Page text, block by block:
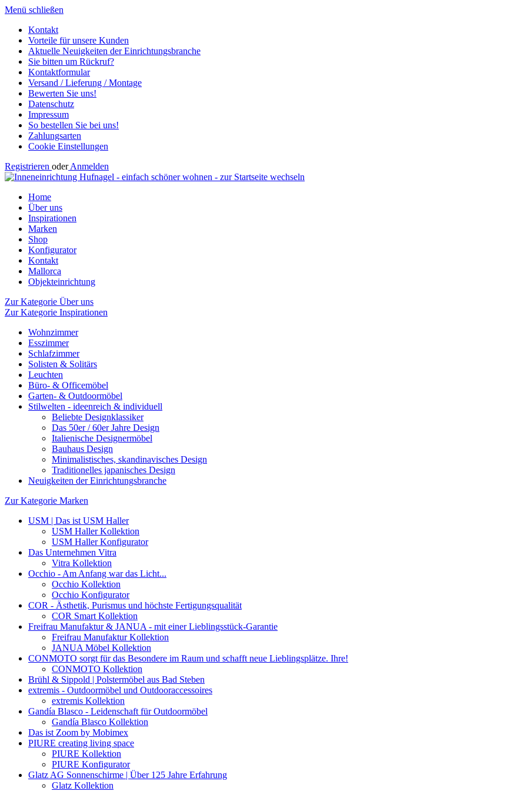
Menü schließen
Kontakt
Vorteile für unsere Kunden
Aktuelle Neuigkeiten der Einrichtungsbranche
Sie bitten um Rückruf?
Kontaktformular
Versand / Lieferung / Montage
Bewerten Sie uns!
Datenschutz
Impressum
So bestellen Sie bei uns!
Zahlungsarten
Cookie Einstellungen
Registrieren oderAnmelden
Home
Über uns
Inspirationen
Marken
Shop
Konfigurator
Kontakt
Mallorca
Objekteinrichtung
Zur Kategorie Über uns
Zur Kategorie Inspirationen
Wohnzimmer
Esszimmer
Schlafzimmer
Solisten & Solitärs
Leuchten
Büro- & Officemöbel
Garten- & Outdoormöbel
Stilwelten - ideenreich & individuell
Beliebte Designklassiker
Das 50er / 60er Jahre Design
Italienische Designermöbel
Bauhaus Design
Minimalistisches, skandinavisches Design
Traditionelles japanisches Design
Neuigkeiten der Einrichtungsbranche
Zur Kategorie Marken
USM | Das ist USM Haller
USM Haller Kollektion
USM Haller Konfigurator
Das Unternehmen Vitra
Vitra Kollektion
Occhio - Am Anfang war das Licht...
Occhio Kollektion
Occhio Konfigurator
COR - Ästhetik, Purismus und höchste Fertigungsqualität
COR Smart Kollektion
Freifrau Manufaktur & JANUA - mit einer Lieblingsstück-Garantie
Freifrau Manufaktur Kollektion
JANUA Möbel Kollektion
CONMOTO sorgt für das Besondere im Raum und schafft neue Lieblingsplätze. Ihre!
CONMOTO Kollektion
Brühl & Sippold | Polstermöbel aus Bad Steben
extremis - Outdoormöbel und Outdooraccessoires
extremis Kollektion
Gandía Blasco - Leidenschaft für Outdoormöbel
Gandía Blasco Kollektion
Das ist Zoom by Mobimex
PIURE creating living space
PIURE Kollektion
PIURE Konfigurator
Glatz AG Sonnenschirme | Über 125 Jahre Erfahrung
Glatz Kollektion